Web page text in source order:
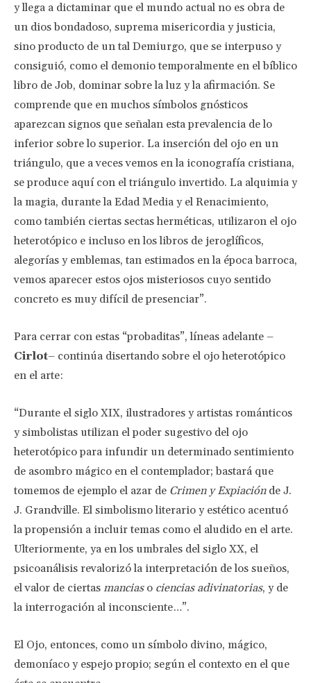
y llega a dictaminar que el mundo actual no es obra de
un dios bondadoso, suprema misericordia y justicia,
sino producto de un tal Demiurgo, que se interpuso y
consiguió, como el demonio temporalmente en el bíblico
libro de Job, dominar sobre la luz y la afirmación. Se
comprende que en muchos símbolos gnósticos
aparezcan signos que señalan esta prevalencia de lo
inferior sobre lo superior. La inserción del ojo en un
triángulo, que a veces vemos en la iconografía cristiana,
se produce aquí con el triángulo invertido. La alquimia y
la magia, durante la Edad Media y el Renacimiento,
como también ciertas sectas herméticas, utilizaron el ojo
heterotópico e incluso en los libros de jeroglíficos,
alegorías y emblemas, tan estimados en la época barroca,
vemos aparecer estos ojos misteriosos cuyo sentido
concreto es muy difícil de presenciar”.
Para cerrar con estas “probaditas”, líneas adelante –
Cirlot– continúa disertando sobre el ojo heterotópico
en el arte:
“Durante el siglo XIX, ilustradores y artistas románticos
y simbolistas utilizan el poder sugestivo del ojo
heterotópico para infundir un determinado sentimiento
de asombro mágico en el contemplador; bastará que
tomemos de ejemplo el azar de Crimen y Expiaciónde J.
J. Grandville. El simbolismo literario y estético acentuó
la propensión a incluir temas como el aludido en el arte.
Ulteriormente, ya en los umbrales del siglo XX, el
psicoanálisis revalorizó la interpretación de los sueños,
el valor de ciertas manciaso ciencias adivinatorias, y de
la interrogación al inconsciente…”.
El Ojo, entonces, como un símbolo divino, mágico,
demoníaco y espejo propio; según el contexto en el que